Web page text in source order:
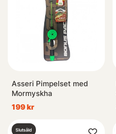
Asseri Pimpelset med
Mormyskha
199 kr
Slutsåld